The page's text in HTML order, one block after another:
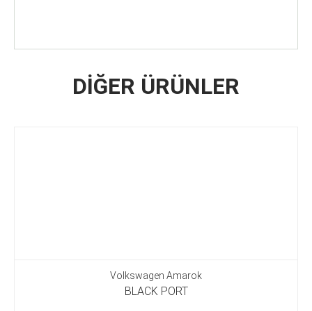
DİĞER ÜRÜNLER
Volkswagen Amarok
BLACK PORT